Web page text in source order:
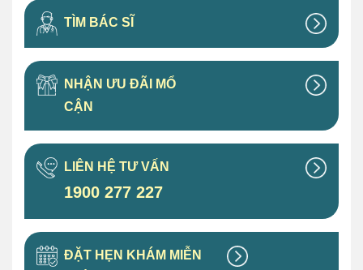
TÌM BÁC SĨ
NHẬN ƯU ĐÃI MỔ
CẬN
LIÊN HỆ TƯ VẤN
1900 277 227
ĐẶT HẸN KHÁM MIỄN